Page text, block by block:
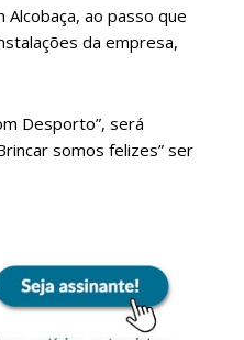
a manter este serviço
ao passo que
da empresa,
Desporto”, será
somos felizes” ser